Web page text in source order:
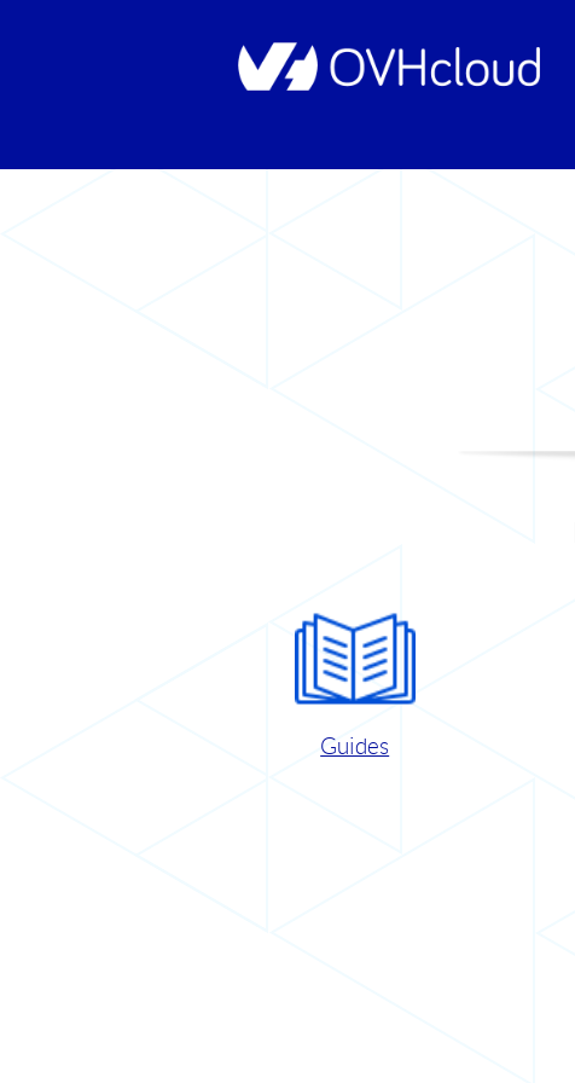
Guides